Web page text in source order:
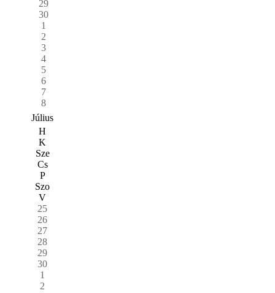
29
30
1
2
3
4
5
6
7
8
Július
H
K
Sze
Cs
P
Szo
V
25
26
27
28
29
30
1
2